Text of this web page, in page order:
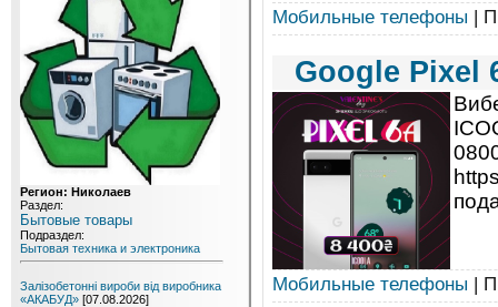
Регион: Николаев
Раздел:
Бытовые товары
Подраздел:
Бытовая техника и электроника
Залізобетонні вироби від виробника
«АКАБУД» [07.08.2026]
Мобильные телефоны |
Google Pixel
Мобильные телефоны |